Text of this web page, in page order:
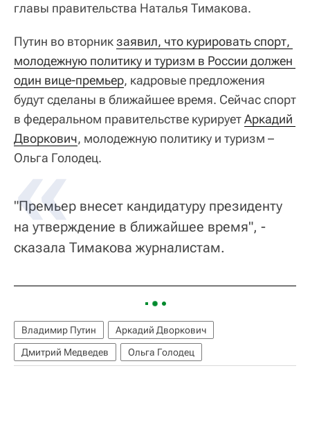
главы правительства Наталья Тимакова.
Путин во вторникзаявил, что курировать спорт,
молодежную политику и туризм в России должен
один вице-премьер, кадровые предложения
будут сделаны в ближайшее время. Сейчас спорт
в федеральном правительстве курируетАркадий
Дворкович, молодежную политику и туризм –
Ольга Голодец.
"Премьер внесет кандидатуру президенту
на утверждение в ближайшее время", -
сказала Тимакова журналистам.
Владимир Путин
Аркадий Дворкович
Дмитрий Медведев
Ольга Голодец